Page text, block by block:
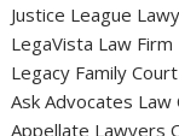
Justice League
LegaVista Law Firm
Legacy Family
Ask Advocates Law
Appellate Lawyers